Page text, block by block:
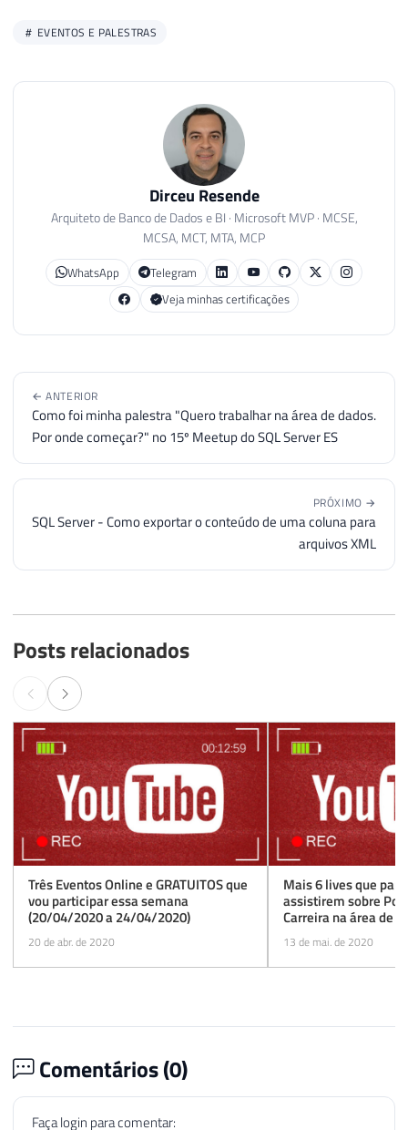
EVENTOS E PALESTRAS
Dirceu Resende
Arquiteto de Banco de Dados e BI · Microsoft MVP · MCSE,
MCSA, MCT, MTA, MCP
WhatsApp
Telegram
Veja minhas certificações
← ANTERIOR
Como foi minha palestra "Quero trabalhar na área de dados.
Por onde começar?" no 15º Meetup do SQL Server ES
PRÓXIMO →
SQL Server - Como exportar o conteúdo de uma coluna para
arquivos XML
Posts relacionados
Três Eventos Online e GRATUITOS que
vou participar essa semana
(20/04/2020 a 24/04/2020)
20 de abr. de 2020
Mais 6 lives que
assistirem sobre
Carreira na área de
Postgres e muito
13/05/2020)
13 de mai. de 2020
Comentários (0)
Faça login para comentar: